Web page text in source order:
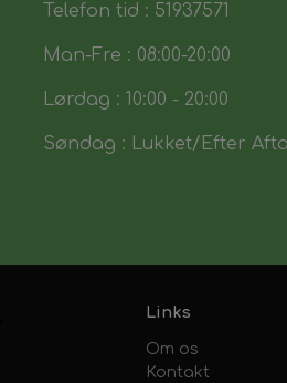
Telefon tid : 51937571
Man-Fre : 08:00-20:00
Lørdag : 10:00 - 20:00
Søndag : Lukket/Efter
Links
Om os
Kontakt